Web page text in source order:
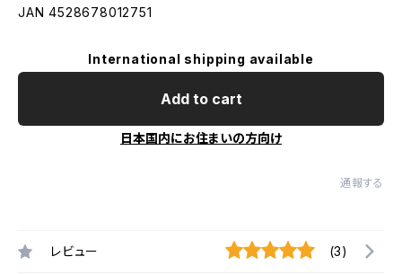
JAN 4528678012751
International shipping available
Add to cart
日本国内にお住まいの方向け
通報する
レビュー (3)